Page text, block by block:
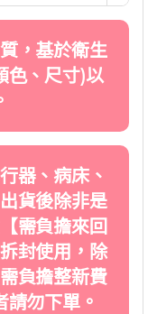
，基於衛生
色、尺寸)以
器、病床、
貨後除非是
需負擔來回
封使用，除
負擔整新費
勿下單。